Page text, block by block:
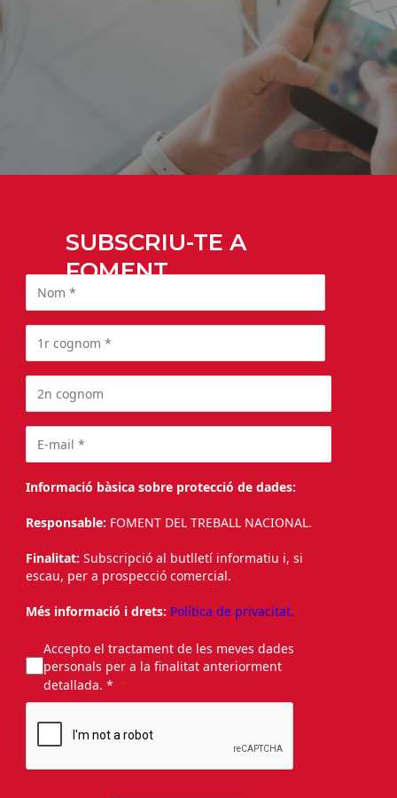
SUBSCRIU-TE A
FOMENT
Informació bàsica sobre protecció de dades:
Responsable: FOMENT DEL TREBALL NACIONAL.
Finalitat: Subscripció al butlletí informatiu i, si
escau, per a prospecció comercial.
Més informació i drets: Política de privacitat.
Accepto el tractament de les meves dades
personals per a la finalitat anteriorment
detallada. *